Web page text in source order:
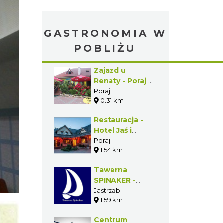
GASTRONOMIA W
POBLIŻU
Zajazd u
Renaty - Poraj -
Gmina Poraj
Poraj
0.31 km
Restauracja -
Hotel Jaś i
Małgosia - Poraj
- Gmina Poraj
Poraj
1.54 km
Tawerna
SPINAKER -
Jastrząb -
Gmina Poraj
Jastrząb
1.59 km
Centrum